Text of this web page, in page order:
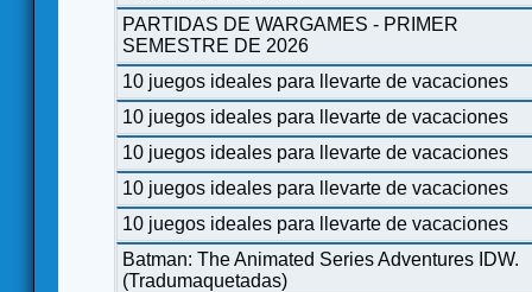
PARTIDAS DE WARGAMES - PRIMER
SEMESTRE DE 2026
10 juegos ideales para llevarte de vacaciones
10 juegos ideales para llevarte de vacaciones
10 juegos ideales para llevarte de vacaciones
10 juegos ideales para llevarte de vacaciones
10 juegos ideales para llevarte de vacaciones
Batman: The Animated Series Adventures IDW.
(Tradumaquetadas)